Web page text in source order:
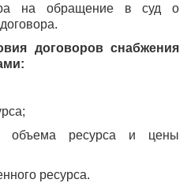
на обращение в суд о
договоров снабжения
объема ресурса и цены
ресурса.